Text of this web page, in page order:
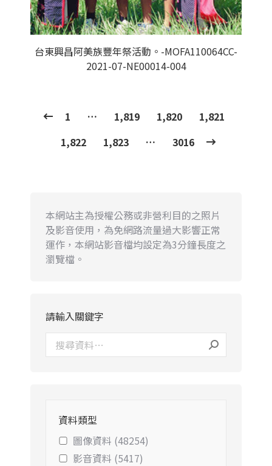
台東興昌阿美族豐年祭活動。-MOFA110064CC-
2021-07-NE00014-004
1 … 1,819 1,820
1,821
1,822
1,823 … 3016
本網站主為授權公務或非營利目的之照片
及影音使用，為免網路流量過大影響正常
運作，本網站影音檔均設定為3分鐘長度之
瀏覽檔。
請輸入關鍵字
資料類型
圖像資料 (48254)
影音資料 (5417)